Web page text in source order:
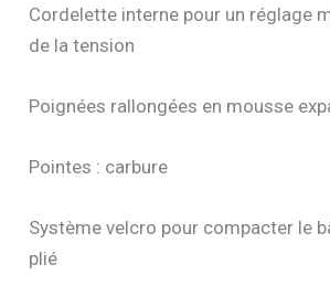
Cordelette interne pour un réglage
de la tension
Poignées rallongées en mousse
Pointes : carbure
Système velcro pour compacter le
plié